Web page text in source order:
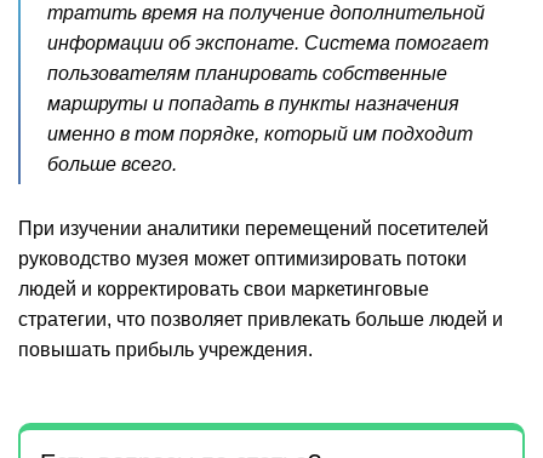
тратить время на получение дополнительной
информации об экспонате. Система помогает
пользователям планировать собственные
маршруты и попадать в пункты назначения
именно в том порядке, который им подходит
больше всего.
При изучении аналитики перемещений посетителей
руководство музея может оптимизировать потоки
людей и корректировать свои маркетинговые
стратегии, что позволяет привлекать больше людей и
повышать прибыль учреждения.